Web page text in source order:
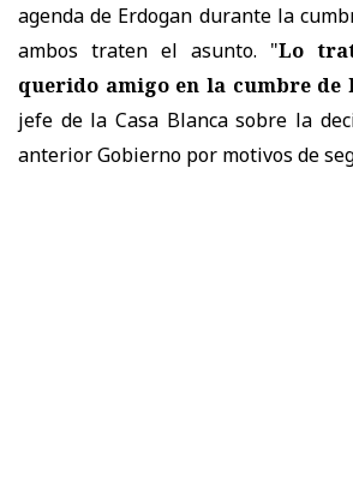
agenda de Erdogan durante la
ambos traten el asunto. "Lo
querido amigo en la cumbre de
jefe de la Casa Blanca sobre la
anterior Gobierno por motivos de